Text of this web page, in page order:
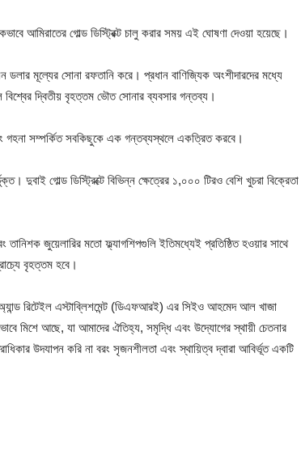
আমিরাতের গোল্ড ডিস্ট্রিক্ট চালু করার সময় এই ঘোষণা দেওয়া হয়েছে।
মূল্যের সোনা রফতানি করে। প্রধান বাণিজ্যিক অংশীদারদের মধ্যে
দ্বিতীয় বৃহত্তম ভৌত সোনার ব্যবসার গন্তব্য।
গহনা সম্পর্কিত সবকিছুকে এক গন্তব্যস্থলে একত্রিত করবে।
দুবাই গোল্ড ডিস্ট্রিক্টে বিভিন্ন ক্ষেত্রের ১,০০০ টিরও বেশি খুচরা বিক্রেতা
জুয়েলারির মতো ফ্ল্যাগশিপগুলি ইতিমধ্যেই প্রতিষ্ঠিত হওয়ার সাথে
বৃহত্তম হবে।
রিটেইল এস্টাব্লিশমেন্ট (ডিএফআরই) এর সিইও আহমেদ আল খাজা
মিশে আছে, যা আমাদের ঐতিহ্য, সমৃদ্ধি এবং উদ্যোগের স্থায়ী চেতনার
উদযাপন করি না বরং সৃজনশীলতা এবং স্থায়িত্ব দ্বারা আবির্ভূত একটি